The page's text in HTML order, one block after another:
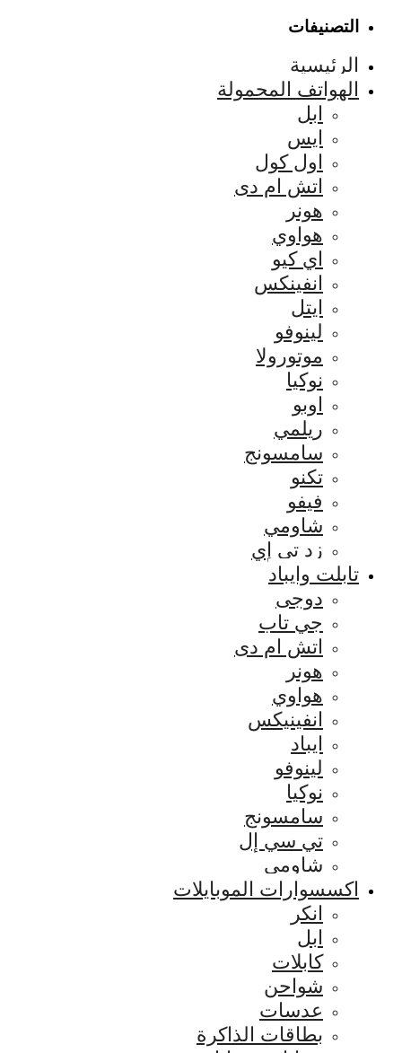
التصنيفات
الرئيسية
الهواتف المحمولة
ابل
ايس
اول كول
اتش ام دى
هونر
هواوي
اي كيو
انفينكس
ايتل
لينوفو
موتورولا
نوكيا
اوبو
ريلمي
سامسونج
تكنو
فيفو
شاومي
زد تي إي
تابلت وايباد
دوجى
جي تاب
اتش ام دى
هونر
هواوي
انفينيكس
ايباد
لينوفو
نوكيا
سامسونج
تي سي إل
شاومي
اكسسوارات الموبايلات
انكر
ابل
كابلات
شواحن
عدسات
بطاقات الذاكرة